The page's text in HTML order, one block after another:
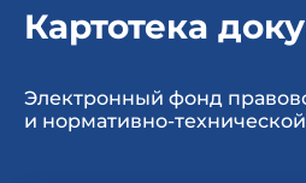
Картотека
Электронный фонд
и нормативно-